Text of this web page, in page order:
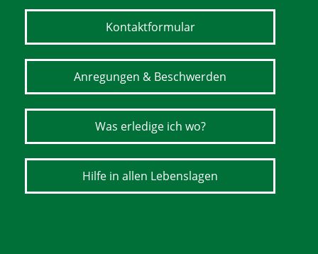
Kontaktformular
Anregungen & Beschwerden
Was erledige ich wo?
Hilfe in allen Lebenslagen